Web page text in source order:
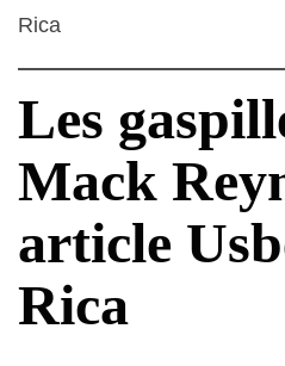
Rica
Les
Mack
article
Rica